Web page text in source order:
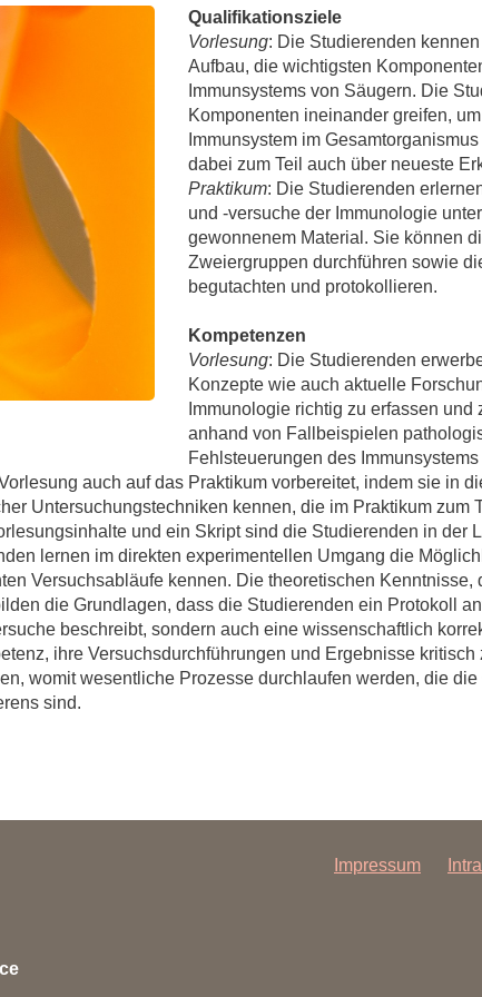
Forschungsdatenpolicy
Forschungsinformationssystem
Dekanin für Forschung und Transfer und
Forschungskommission
Gute wissenschaftliche Praxis
GWP-Kommission
Ombudswesen und Ombudsperson
Für
Für
Für
Qualifikationsziele
Vorlesung: Die Studierenden
Aufbau, die wichtigsten
Immunsystems von Säugern. Die
Komponenten ineinander greifen,
Immunsystem im
dabei zum Teil auch über neueste
Praktikum: Die Studierenden
und -versuche der Immunologie
gewonnenem Material. Sie können
Zweiergruppen durchführen sowie
begutachten und protokollieren.
Kompetenzen
Vorlesung: Die Studierenden
Konzepte wie auch aktuelle
Immunologie richtig zu erfassen
anhand von Fallbeispielen
Fehlsteuerungen des
auch auf das Praktikum vorbereitet, indem sie in
Untersuchungstechniken kennen, die im Praktikum zum
und ein Skript sind die Studierenden in der
lernen im direkten experimentellen Umgang die
Versuchsabläufe kennen. Die theoretischen Kenntnisse,
die Grundlagen, dass die Studierenden ein Protokoll
beschreibt, sondern auch eine wissenschaftlich
ihre Versuchsdurchführungen und Ergebnisse
womit wesentliche Prozesse durchlaufen werden, die
sind.
Impressum